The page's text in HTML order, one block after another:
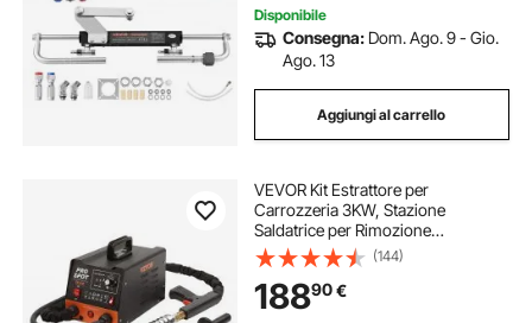
Disponibile
Consegna: Dom. Ago. 9 - Gio.
Ago. 13
Aggiungi al carrello
VEVOR Kit Estrattore per
Carrozzeria 3KW, Stazione
Saldatrice per Rimozione
Ammaccature a Punti 6 Modalità di
Saldatura, Kit di Strumento per
Riparazione Ammaccature
Carrozzeria per Auto Camion Moto
(144)
18890€